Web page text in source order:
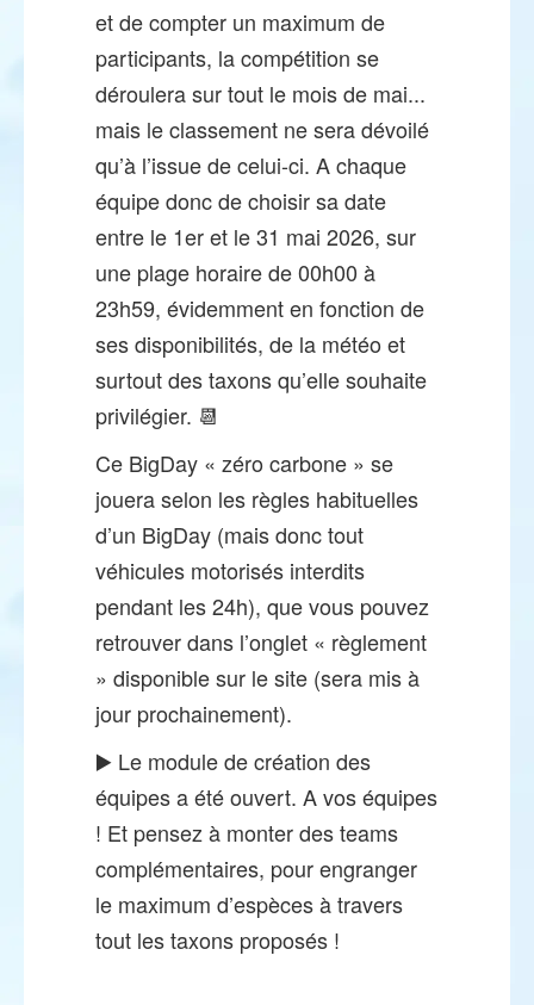
et de compter un maximum de
participants, la compétition se
déroulera sur tout le mois de mai...
mais le classement ne sera dévoilé
qu’à l’issue de celui-ci. A chaque
équipe donc de choisir sa date
entre le 1er et le 31 mai 2026, sur
une plage horaire de 00h00 à
23h59, évidemment en fonction de
ses disponibilités, de la météo et
surtout des taxons qu’elle souhaite
privilégier. 📆
Ce BigDay « zéro carbone » se
jouera selon les règles habituelles
d’un BigDay (mais donc tout
véhicules motorisés interdits
pendant les 24h), que vous pouvez
retrouver dans l’onglet « règlement
» disponible sur le site (sera mis à
jour prochainement).
▶️ Le module de création des
équipes a été ouvert. A vos équipes
! Et pensez à monter des teams
complémentaires, pour engranger
le maximum d’espèces à travers
tout les taxons proposés !